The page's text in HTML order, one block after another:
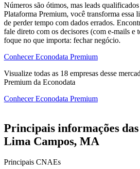
Números são ótimos, mas leads
Plataforma Premium, você transforma essa
de perder tempo com dados errados.
fale direto com os decisores (com e-mails e
foque no que importa: fechar negócio.
Conhecer Econodata Premium
Visualize todas as 18 empresas desse
Premium da Econodata
Conhecer Econodata Premium
Principais informações
Lima Campos, MA
Principais CNAEs